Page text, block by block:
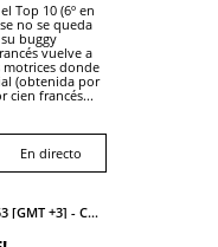
Top 10 (6º en
no se queda
buggy
vuelve a
motrices donde
(obtenida por
cien francés...
En directo
+3] - Coche